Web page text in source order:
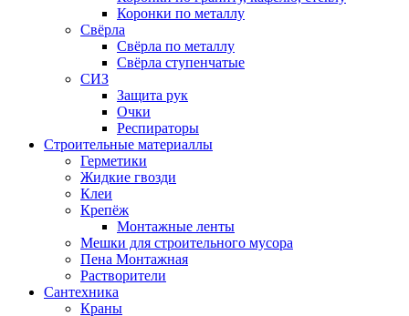
Коронки по металлу
Свёрла
Свёрла по металлу
Свёрла ступенчатые
СИЗ
Защита рук
Очки
Респираторы
Строительные материаллы
Герметики
Жидкие гвозди
Клеи
Крепёж
Монтажные ленты
Мешки для строительного мусора
Пена Монтажная
Растворители
Сантехника
Краны